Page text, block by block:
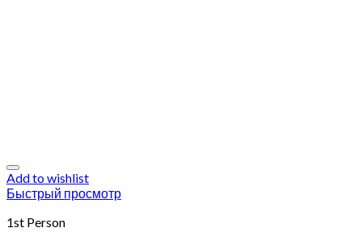
Add to wishlist
Быстрый просмотр
1st Person